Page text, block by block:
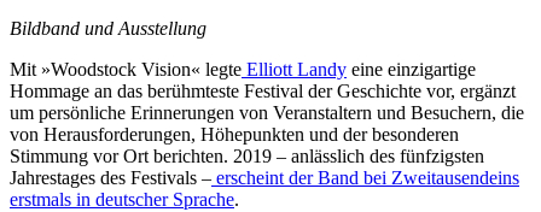
Bildband und Ausstellung
Mit »Woodstock Vision« legte Elliott Landy eine einzigartige
Hommage an das berühmteste Festival der Geschichte vor, ergänzt
um persönliche Erinnerungen von Veranstaltern und Besuchern, die
von Herausforderungen, Höhepunkten und der besonderen
Stimmung vor Ort berichten. 2019 – anlässlich des fünfzigsten
Jahrestages des Festivals – erscheint der Band bei Zweitausendeins
erstmals in deutscher Sprache.